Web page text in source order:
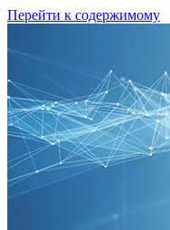
Перейти к содержимому